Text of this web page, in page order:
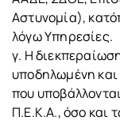
Αστυνομία),
λόγω Υπηρεσίες.
γ. Η
υποδηλωμένη
που
Π.Ε.Κ.Α., όσο και